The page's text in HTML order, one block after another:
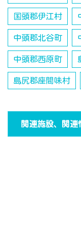
国頭郡伊江村
中頭郡北谷町
中頭郡西原町
島尻郡座間味村
関連施設、関